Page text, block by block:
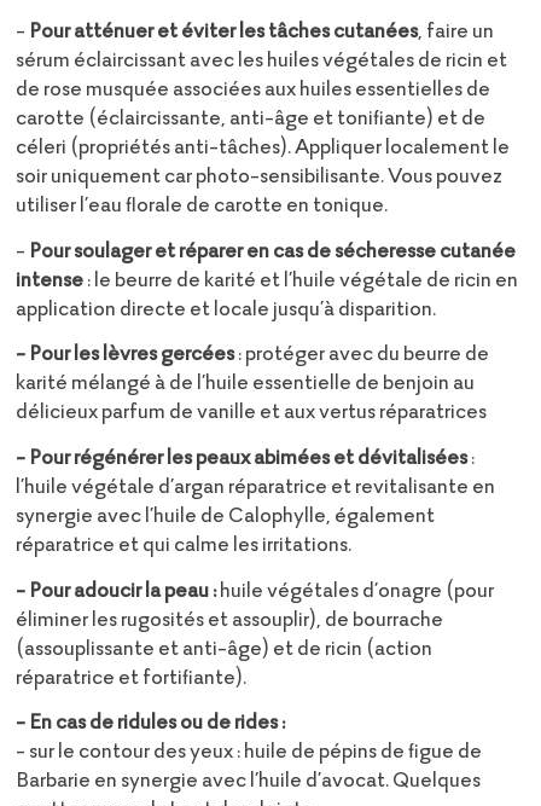
- Pour atténuer et éviter les tâches cutanées, faire un
sérum éclaircissant avec les huiles végétales de ricin et
de rose musquée associées aux huiles essentielles de
carotte (éclaircissante, anti-âge et tonifiante) et de
céleri (propriétés anti-tâches). Appliquer localement le
soir uniquement car photo-sensibilisante. Vous pouvez
utiliser l’eau florale de carotte en tonique.
- Pour soulager et réparer en cas de sécheresse cutanée
intense: le beurre de karité et l’huile végétale de ricin en
application directe et locale jusqu’à disparition.
- Pour les lèvres gercées: protéger avec du beurre de
karité mélangé à de l’huile essentielle de benjoin au
délicieux parfum de vanille et aux vertus réparatrices
- Pour régénérer les peaux abimées et dévitalisées:
l’huile végétale d’argan réparatrice et revitalisante en
synergie avec l’huile de Calophylle, également
réparatrice et qui calme les irritations.
- Pour adoucir la peau :huile végétales d’onagre (pour
éliminer les rugosités et assouplir), de bourrache
(assouplissante et anti-âge) et de ricin (action
réparatrice et fortifiante).
- En cas de ridules ou de rides :
- sur le contour des yeux : huile de pépins de figue de
Barbarie en synergie avec l’huile d’avocat. Quelques